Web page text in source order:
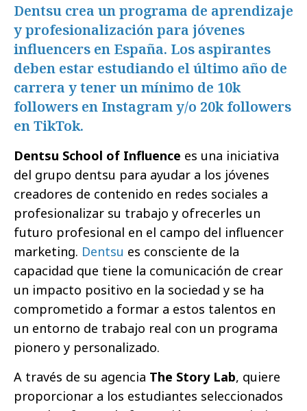
Dentsu crea un programa de aprendizaje
y profesionalización para jóvenes
influencers en España. Los aspirantes
deben estar estudiando el último año de
carrera y tener un mínimo de 10k
followers en Instagram y/o 20k followers
en TikTok.
Dentsu School of Influence es una iniciativa
del grupo dentsu para ayudar a los jóvenes
creadores de contenido en redes sociales a
profesionalizar su trabajo y ofrecerles un
futuro profesional en el campo del influencer
marketing. Dentsu es consciente de la
capacidad que tiene la comunicación de crear
un impacto positivo en la sociedad y se ha
comprometido a formar a estos talentos en
un entorno de trabajo real con un programa
pionero y personalizado.
A través de su agencia The Story Lab, quiere
proporcionar a los estudiantes seleccionados